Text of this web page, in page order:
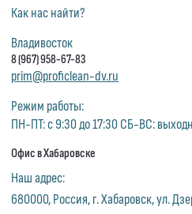
Как нас найти?
Владивосток
8 (967) 958-67-83
prim@proficlean-dv.ru
Режим работы:
ПН-ПТ: с 9:30 до 17:30 СБ-ВС:
Офис в Хабаровске
Наш адрес:
680000, Россия, г. Хабаровск, ул.